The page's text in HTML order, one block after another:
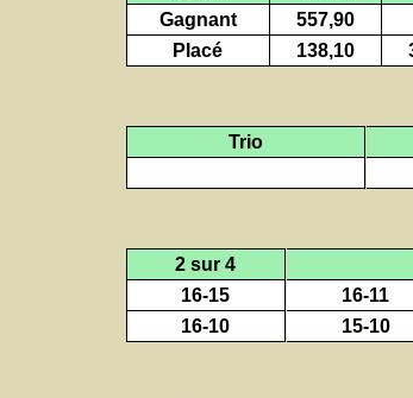
Gagnant
557,90
Placé
138,10
Trio
2 sur 4
16-15
16-11
16-10
15-10